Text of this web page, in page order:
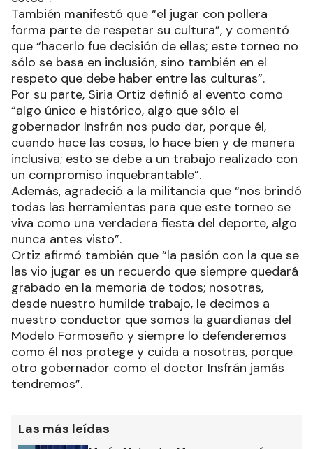
También manifestó que “el jugar con pollera
forma parte de respetar su cultura”, y comentó
que “hacerlo fue decisión de ellas; este torneo no
sólo se basa en inclusión, sino también en el
respeto que debe haber entre las culturas”.
Por su parte, Siria Ortiz definió al evento como
“algo único e histórico, algo que sólo el
gobernador Insfrán nos pudo dar, porque él,
cuando hace las cosas, lo hace bien y de manera
inclusiva; esto se debe a un trabajo realizado con
un compromiso inquebrantable”.
Además, agradeció a la militancia que “nos brindó
todas las herramientas para que este torneo se
viva como una verdadera fiesta del deporte, algo
nunca antes visto”.
Ortiz afirmó también que “la pasión con la que se
las vio jugar es un recuerdo que siempre quedará
grabado en la memoria de todos; nosotras,
desde nuestro humilde trabajo, le decimos a
nuestro conductor que somos la guardianas del
Modelo Formoseño y siempre lo defenderemos
como él nos protege y cuida a nosotras, porque
otro gobernador como el doctor Insfrán jamás
tendremos”.
Las más leídas